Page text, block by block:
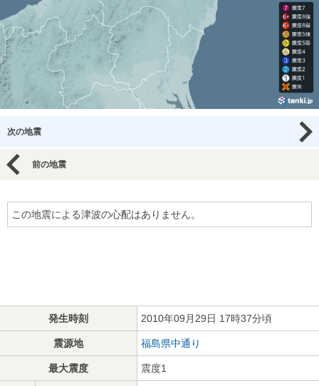
次の地震
前の地震
この地震による津波の心配はありません。
発生時刻 2010年09月29日 17時37分頃
震源地 福島県中通り
最大震度 震度1